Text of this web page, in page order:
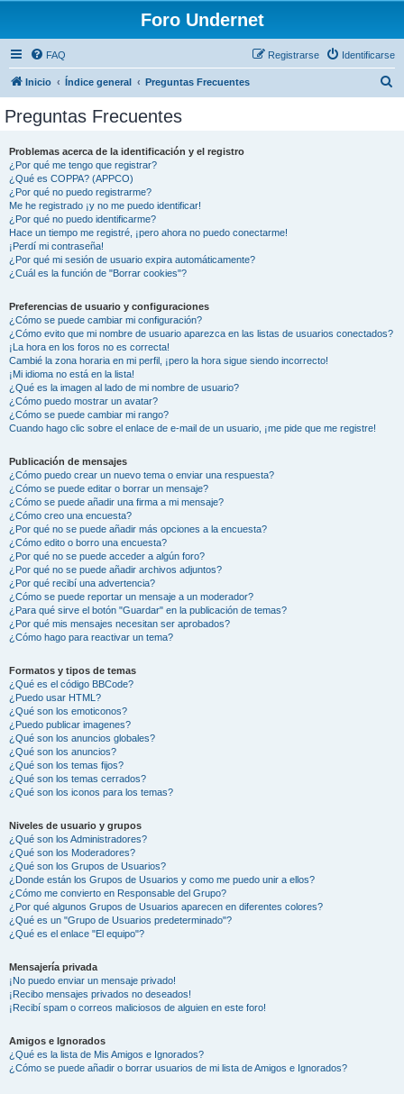
Foro Undernet
FAQ Identificarse
Registrarse
Inicio Índice general Preguntas Frecuentes
Preguntas Frecuentes
Problemas acerca de la identificación y el registro
¿Por qué me tengo que registrar?
¿Qué es COPPA? (APPCO)
¿Por qué no puedo registrarme?
Me he registrado ¡y no me puedo identificar!
¿Por qué no puedo identificarme?
Hace un tiempo me registré, ¡pero ahora no puedo conectarme!
¡Perdí mi contraseña!
¿Por qué mi sesión de usuario expira automáticamente?
¿Cuál es la función de "Borrar cookies"?
Preferencias de usuario y configuraciones
¿Cómo se puede cambiar mi configuración?
¿Cómo evito que mi nombre de usuario aparezca en las listas de usuarios conectados?
¡La hora en los foros no es correcta!
Cambié la zona horaria en mi perfil, ¡pero la hora sigue siendo incorrecto!
¡Mi idioma no está en la lista!
¿Qué es la imagen al lado de mi nombre de usuario?
¿Cómo puedo mostrar un avatar?
¿Cómo se puede cambiar mi rango?
Cuando hago clic sobre el enlace de e-mail de un usuario, ¡me pide que me registre!
Publicación de mensajes
¿Cómo puedo crear un nuevo tema o enviar una respuesta?
¿Cómo se puede editar o borrar un mensaje?
¿Cómo se puede añadir una firma a mi mensaje?
¿Cómo creo una encuesta?
¿Por qué no se puede añadir más opciones a la encuesta?
¿Cómo edito o borro una encuesta?
¿Por qué no se puede acceder a algún foro?
¿Por qué no se puede añadir archivos adjuntos?
¿Por qué recibí una advertencia?
¿Cómo se puede reportar un mensaje a un moderador?
¿Para qué sirve el botón "Guardar" en la publicación de temas?
¿Por qué mis mensajes necesitan ser aprobados?
¿Cómo hago para reactivar un tema?
Formatos y tipos de temas
¿Qué es el código BBCode?
¿Puedo usar HTML?
¿Qué son los emoticonos?
¿Puedo publicar imagenes?
¿Qué son los anuncios globales?
¿Qué son los anuncios?
¿Qué son los temas fijos?
¿Qué son los temas cerrados?
¿Qué son los iconos para los temas?
Niveles de usuario y grupos
¿Qué son los Administradores?
¿Qué son los Moderadores?
¿Qué son los Grupos de Usuarios?
¿Donde están los Grupos de Usuarios y como me puedo unir a ellos?
¿Cómo me convierto en Responsable del Grupo?
¿Por qué algunos Grupos de Usuarios aparecen en diferentes colores?
¿Qué es un "Grupo de Usuarios predeterminado"?
¿Qué es el enlace "El equipo"?
Mensajería privada
¡No puedo enviar un mensaje privado!
¡Recibo mensajes privados no deseados!
¡Recibí spam o correos maliciosos de alguien en este foro!
Amigos e Ignorados
¿Qué es la lista de Mis Amigos e Ignorados?
¿Cómo se puede añadir o borrar usuarios de mi lista de Amigos e Ignorados?